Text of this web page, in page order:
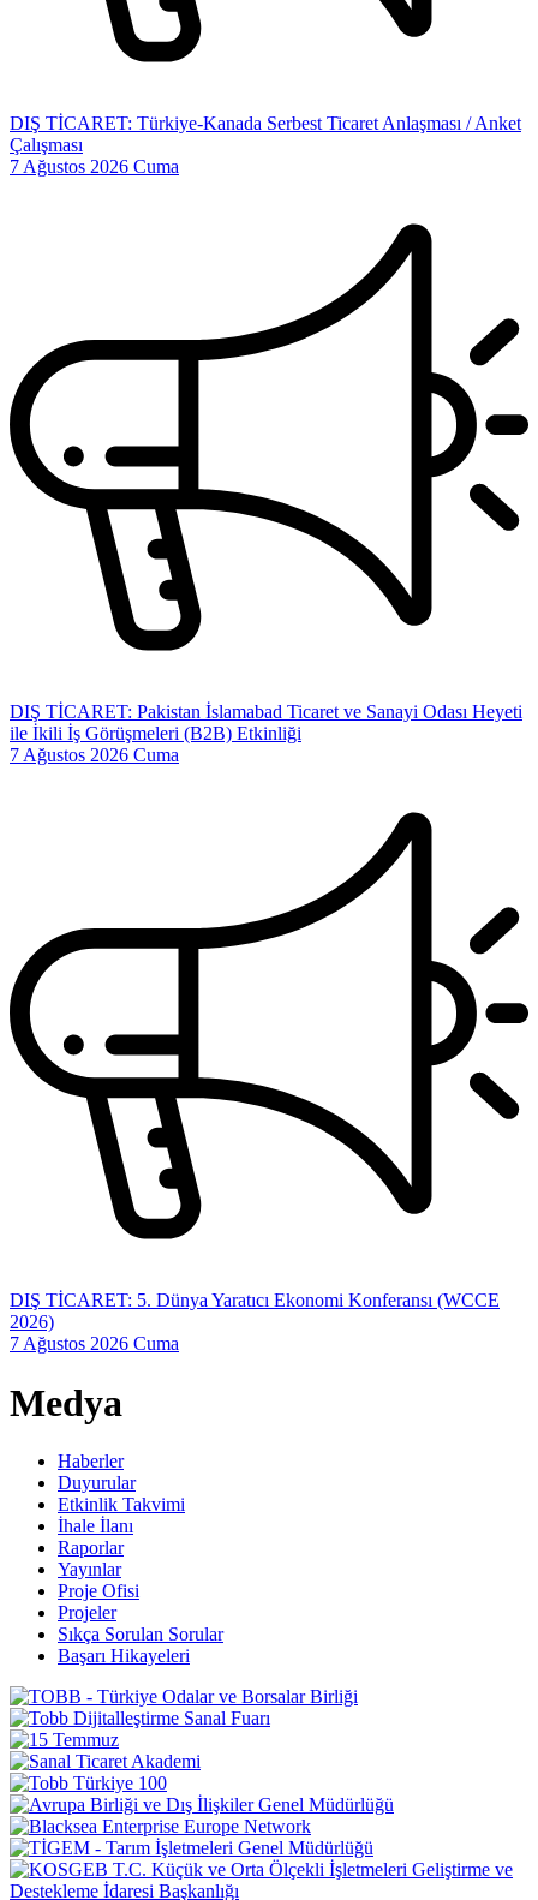
DIŞ TİCARET: Türkiye-Kanada Serbest Ticaret Anlaşması / Anket
Çalışması
7 Ağustos 2026 Cuma
DIŞ TİCARET: Pakistan İslamabad Ticaret ve Sanayi Odası Heyeti
ile İkili İş Görüşmeleri (B2B) Etkinliği
7 Ağustos 2026 Cuma
DIŞ TİCARET: 5. Dünya Yaratıcı Ekonomi Konferansı (WCCE
2026)
7 Ağustos 2026 Cuma
Medya
Haberler
Duyurular
Etkinlik Takvimi
İhale İlanı
Raporlar
Yayınlar
Proje Ofisi
Projeler
Sıkça Sorulan Sorular
Başarı Hikayeleri